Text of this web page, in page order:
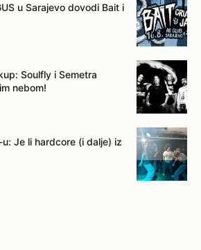
u Sarajevo dovodi Bait i
Soulfly i Semetra
nebom!
Je li hardcore (i dalje) iz